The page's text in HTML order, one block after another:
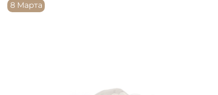
8 Марта